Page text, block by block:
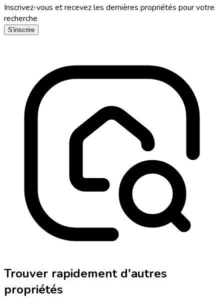
Inscrivez-vous et recevez les dernières propriétés pour votre
recherche
S'inscrire
Trouver rapidement d'autres
propriétés